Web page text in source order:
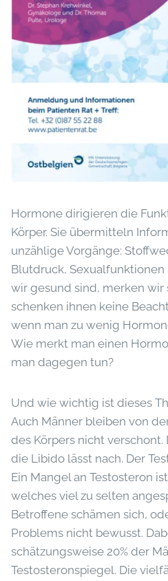
Hormone dirigieren die
Körper. Sie übermitteln
unzählige Vorgänge:
Blutdruck,
wir gesund sind, merken wir
schenken ihnen keine
wenn man zu wenig
Wie merkt man einen
man dagegen tun?
Und wie wichtig ist dieses
Auch Männer bleiben von
des Körpers nicht verschont.
die Libido lässt nach. Der
Ein Mangel an Testosteron
welches viel zu selten
Betroffene schämen sich,
Problems nicht bewusst.
schätzungsweise 20% der
Testosteronspiegel. Die